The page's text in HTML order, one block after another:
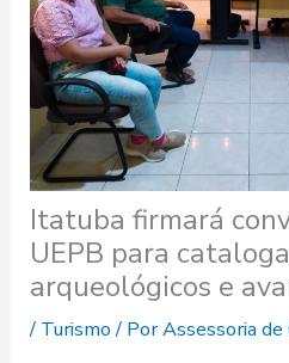
Itatuba firmará
UEPB para
arqueológicos e
/ Turismo/ PorAssessoria de